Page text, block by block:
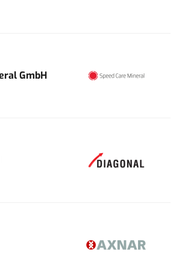
GmbH